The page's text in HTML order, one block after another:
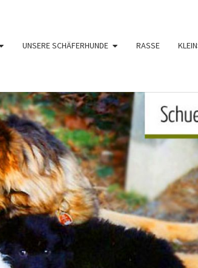
UNSERE SCHÄFERHUNDE RASSE